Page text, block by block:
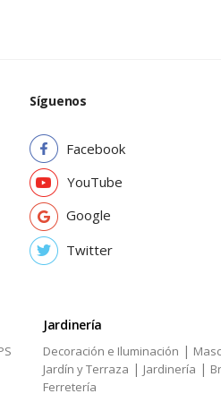
Síguenos
Facebook
YouTube
Google
Twitter
Jardinería
Decoración e Iluminación |
Jardín y Terraza | Jardinería |
Ferretería